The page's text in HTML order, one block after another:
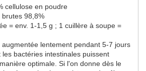
cellulose en poudre
brutes 98,8%
= env. 1-1,5 g ; 1 cuillère à soupe =
lentement pendant 5-7 jours
bactéries intestinales puissent
optimale. Si l'on donne dès le